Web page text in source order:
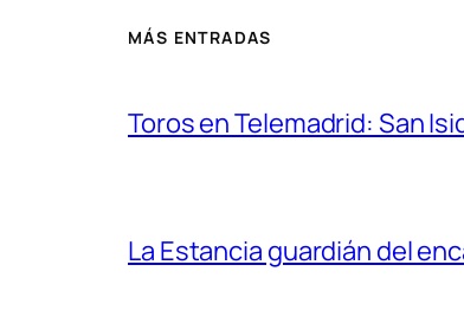
MÁS ENTRADAS
Toros en Telemadrid: San
La Estancia guardián del